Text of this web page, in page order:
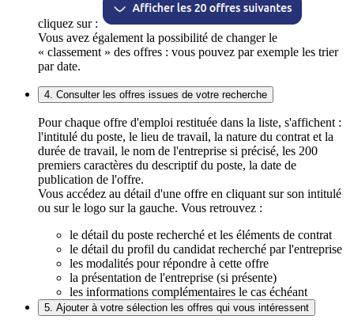
cliquez sur :
Vous avez également la possibilité de changer le
« classement » des offres : vous pouvez par exemple les trier
par date.
4. Consulter les offres issues de votre recherche
Pour chaque offre d'emploi restituée dans la liste, s'affichent :
l'intitulé du poste, le lieu de travail, la nature du contrat et la
durée de travail, le nom de l'entreprise si précisé, les 200
premiers caractères du descriptif du poste, la date de
publication de l'offre.
Vous accédez au détail d'une offre en cliquant sur son intitulé
ou sur le logo sur la gauche. Vous retrouvez :
le détail du poste recherché et les éléments de contrat
le détail du profil du candidat recherché par l'entreprise
les modalités pour répondre à cette offre
la présentation de l'entreprise (si présente)
les informations complémentaires le cas échéant
5. Ajouter à votre sélection les offres qui vous intéressent